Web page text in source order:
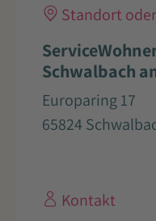
Standort
Schwalbach
Europaring 17
65824
Kontakt